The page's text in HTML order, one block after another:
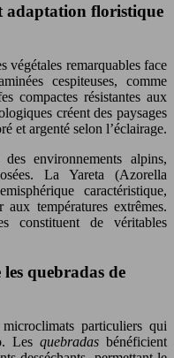
adaptation floristique
végétales remarquables face
cespiteuses, comme
compactes résistantes aux
créent des paysages
et argenté selon l’éclairage.
environnements alpins,
La Yareta (Azorella
caractéristique,
aux températures extrêmes.
constituent de véritables
quebradas de
particuliers qui
Les quebradas bénéficient